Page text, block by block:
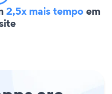
2,5x mais tempoem